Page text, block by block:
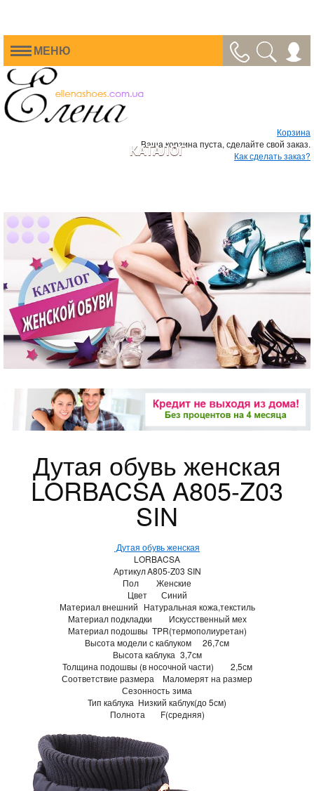
МЕНЮ
Корзина
Ваша корзина пуста, сделайте свой заказ.
Как сделать заказ?
КАТАЛОГ
Дутая обувь женская
LORBACSA A805-Z03
SIN
Дутая обувь женская
LORBACSA
АртикулA805-Z03 SIN
Пол
Женские
Цвет
Синий
Материал внешний Натуральная кожа,текстиль
Материал подкладки
Искусственный мех
Материал подошвы TPR(термополиуретан)
Высота модели с каблуком
26,7см
Высота каблука 3,7см
Толщина подошвы (в носочной части)
2,5см
Соответствие размера
Маломерят на размер
Сезонность зима
Тип каблука Низкий каблук(до 5см)
Полнота
F(средняя)